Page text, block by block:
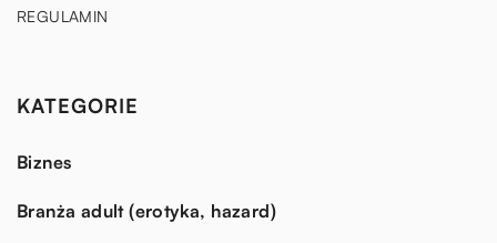
REGULAMIN
KATEGORIE
Biznes
Branża adult (erotyka, hazard)